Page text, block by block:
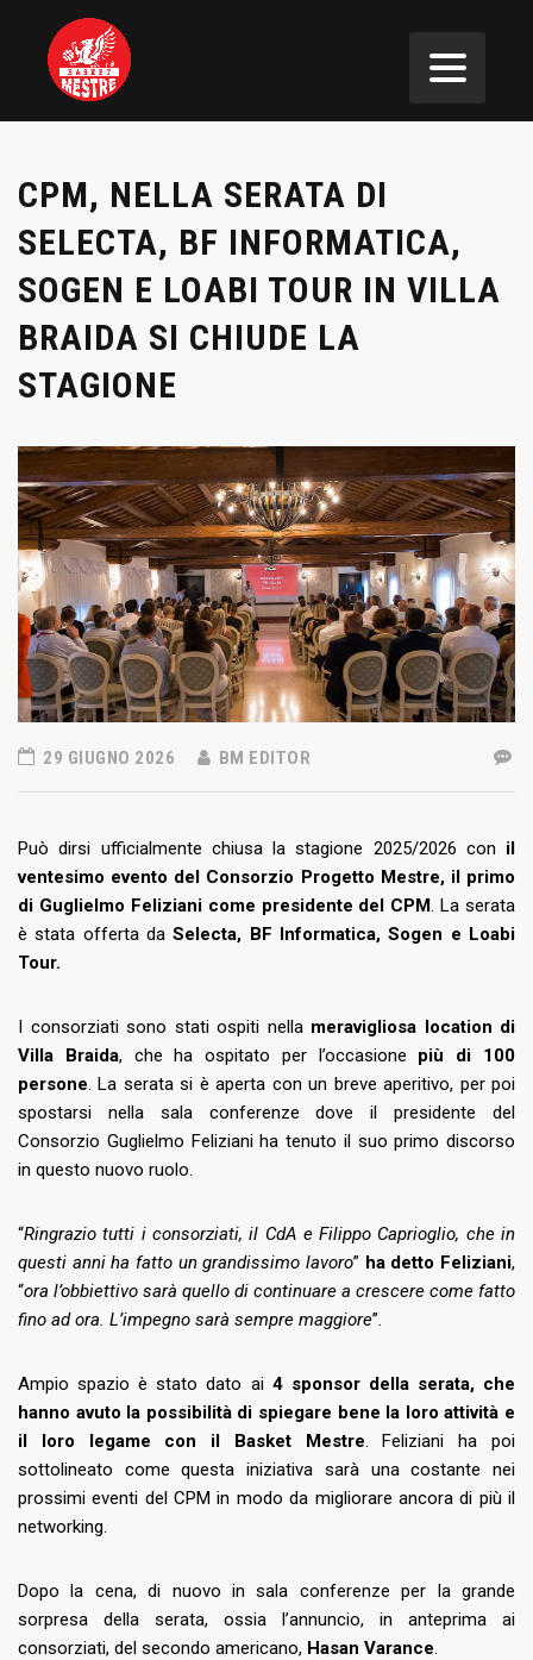
CPM, NELLA SERATA DI
SELECTA, BF INFORMATICA,
SOGEN E LOABI TOUR IN VILLA
BRAIDA SI CHIUDE LA
STAGIONE
29 GIUGNO 2026 BM EDITOR
Può dirsi ufficialmente chiusa la stagione 2025/2026 con il
ventesimo evento del Consorzio Progetto Mestre, il primo
di Guglielmo Feliziani come presidente del CPM. La serata
è stata offerta daSelecta, BF Informatica, Sogen e Loabi
Tour.
I consorziati sono stati ospiti nella meravigliosa location di
Villa Braida, che ha ospitato per l’occasione più di 100
persone. La serata si è aperta con un breve aperitivo, per poi
spostarsi nella sala conferenze dove il presidente del
Consorzio Guglielmo Feliziani ha tenuto il suo primo discorso
in questo nuovo ruolo.
“Ringrazio tutti i consorziati, il CdA e Filippo Caprioglio, che in
questi anni ha fatto un grandissimo lavoro” ha detto Feliziani,
“ora l’obbiettivo sarà quello di continuare a crescere come fatto
fino ad ora. L’impegno sarà sempre maggiore”.
Ampio spazio è stato dato ai 4 sponsor della serata, che
hanno avuto la possibilità di spiegare bene la loro attività e
il loro legame con il Basket Mestre. Feliziani ha poi
sottolineato come questa iniziativa sarà una costante nei
prossimi eventi del CPM in modo da migliorare ancora di più il
networking.
Dopo la cena, di nuovo in sala conferenze per la grande
sorpresa della serata, ossia l’annuncio, in anteprima ai
consorziati, del secondo americano, Hasan Varance.